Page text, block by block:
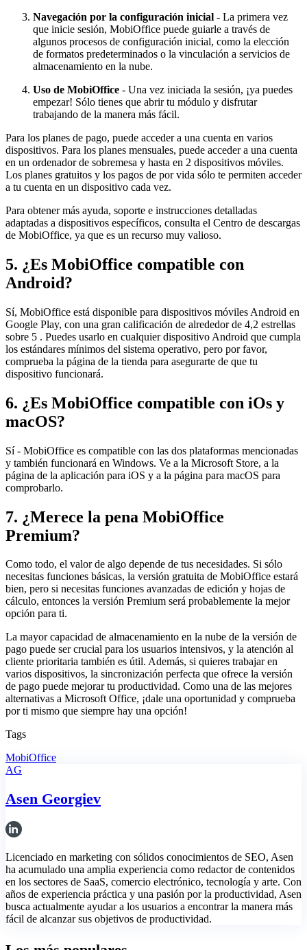
Navegación por la configuración inicial - La primera vez
que inicie sesión, MobiOffice puede guiarle a través de
algunos procesos de configuración inicial, como la elección
de formatos predeterminados o la vinculación a servicios de
almacenamiento en la nube.
Uso de MobiOffice - Una vez iniciada la sesión, ¡ya puedes
empezar! Sólo tienes que abrir tu módulo y disfrutar
trabajando de la manera más fácil.
Para los planes de pago, puede acceder a una cuenta en varios
dispositivos. Para los planes mensuales, puede acceder a una cuenta
en un ordenador de sobremesa y hasta en 2 dispositivos móviles.
Los planes gratuitos y los pagos de por vida sólo te permiten acceder
a tu cuenta en un dispositivo cada vez.
Para obtener más ayuda, soporte e instrucciones detalladas
adaptadas a dispositivos específicos, consulta el Centro de descargas
de MobiOffice, ya que es un recurso muy valioso.
5. ¿Es MobiOffice compatible con
Android?
Sí, MobiOffice está disponible para dispositivos móviles Android en
Google Play, con una gran calificación de alrededor de 4,2 estrellas
sobre 5 . Puedes usarlo en cualquier dispositivo Android que cumpla
los estándares mínimos del sistema operativo, pero por favor,
comprueba la página de la tienda para asegurarte de que tu
dispositivo funcionará.
6. ¿Es MobiOffice compatible con iOs y
macOS?
Sí - MobiOffice es compatible con las dos plataformas mencionadas
y también funcionará en Windows. Ve a la Microsoft Store, a la
página de la aplicación para iOS y a la página para macOS para
comprobarlo.
7. ¿Merece la pena MobiOffice
Premium?
Como todo, el valor de algo depende de tus necesidades. Si sólo
necesitas funciones básicas, la versión gratuita de MobiOffice estará
bien, pero si necesitas funciones avanzadas de edición y hojas de
cálculo, entonces la versión Premium será probablemente la mejor
opción para ti.
La mayor capacidad de almacenamiento en la nube de la versión de
pago puede ser crucial para los usuarios intensivos, y la atención al
cliente prioritaria también es útil. Además, si quieres trabajar en
varios dispositivos, la sincronización perfecta que ofrece la versión
de pago puede mejorar tu productividad. Como una de las mejores
alternativas a Microsoft Office, ¡dale una oportunidad y comprueba
por ti mismo que siempre hay una opción!
Tags
MobiOffice
AG
Asen Georgiev
Licenciado en marketing con sólidos conocimientos de SEO, Asen
ha acumulado una amplia experiencia como redactor de contenidos
en los sectores de SaaS, comercio electrónico, tecnología y arte. Con
años de experiencia práctica y una pasión por la productividad, Asen
busca actualmente ayudar a los usuarios a encontrar la manera más
fácil de alcanzar sus objetivos de productividad.